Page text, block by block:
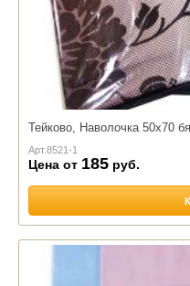
Тейково, Наволочка 50х70
Арт.8521-1
Цена от 185 руб.